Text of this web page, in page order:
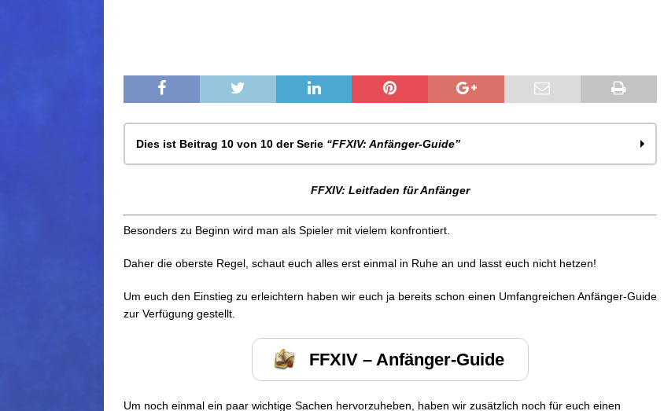
Dies ist Beitrag 10 von 10 der Serie “FFXIV: Anfänger-Guide”
FFXIV: Anfänger Guide – Teil 3
FFXIV: Anfänger Guide – Teil 4
FFXIV: Anfänger Guide – Teil 6
FFXIV: Anfänger Guide – Teil 8
FFXIV: Anfänger Guide – Teil 9
FFXIV: Leitfaden für Anfänger
FFXIV: Leitfaden für Anfänger
Besonders zu Beginn wird man als Spieler mit vielem konfrontiert.
Daher die oberste Regel, schaut euch alles erst einmal in Ruhe an und lasst euch nicht hetzen!
Um euch den Einstieg zu erleichtern haben wir euch ja bereits schon einen Umfangreichen Anfänger-Guide
zur Verfügung gestellt.
FFXIV – Anfänger-Guide
Um noch einmal ein paar wichtige Sachen hervorzuheben, haben wir zusätzlich noch für euch einen